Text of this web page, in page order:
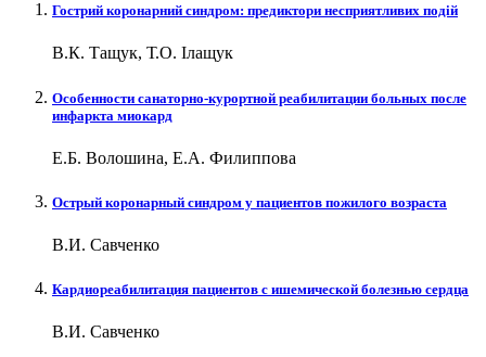
Гострий коронарний синдром: предиктори несприятливих подій
В.К. Тащук, Т.О. Ілащук
Особенности санаторно-курортной реабилитации больных после
инфаркта миокард
Е.Б. Волошина, Е.А. Филиппова
Острый коронарный синдром у пациентов пожилого возраста
В.И. Савченко
Кардиореабилитация пациентов с ишемической болезнью сердца
В.И. Савченко